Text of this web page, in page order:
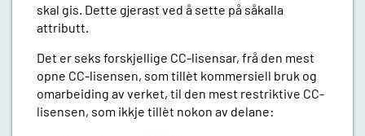
skal gis. Dette gjerast ved å sette på såkalla
attributt.
Det er seks forskjellige CC-lisensar, frå den mest
opne CC-lisensen, som tillèt kommersiell bruk og
omarbeiding av verket, til den mest restriktive CC-
lisensen, som ikkje tillèt nokon av delane: